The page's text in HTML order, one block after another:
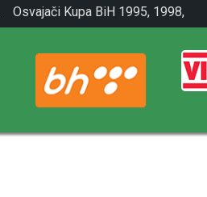
Osvajači Kupa BiH 1995, 1998,
2001.